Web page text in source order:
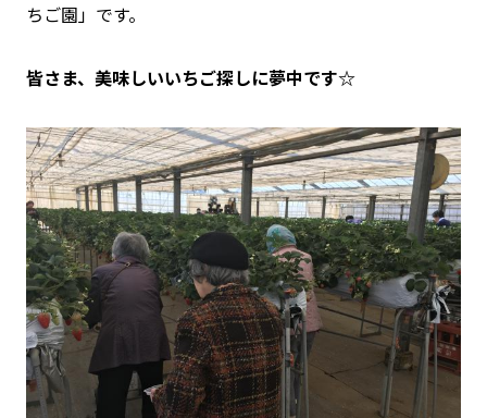
ちご園」です。
皆さま、美味しいいちご探しに夢中です☆